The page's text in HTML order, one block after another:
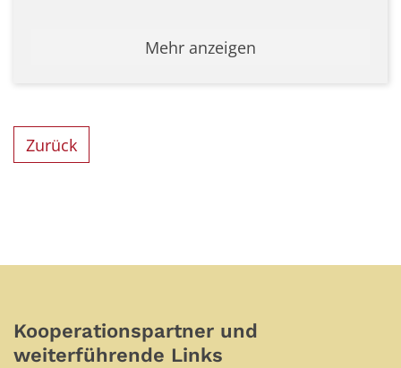
Mehr anzeigen
Zurück
Kooperationspartner und
weiterführende Links